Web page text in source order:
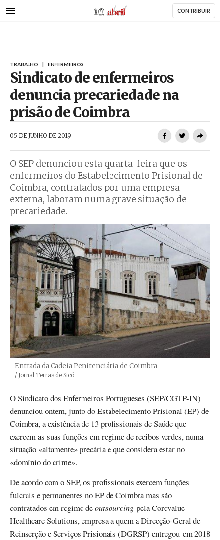
para
AbrilAbril CONTRIBUIR
TRABALHO ENFERMEIROS
Sindicato de enfermeiros
denuncia precariedade na
prisão de Coimbra
05 DE JUNHO DE 2019
O SEP denunciou esta quarta-feira que os
enfermeiros do Estabelecimento Prisional de
Coimbra, contratados por uma empresa
externa, laboram numa grave situação de
precariedade.
Entrada da Cadeia Penitenciária de Coimbra
Créditos
/ Jornal Terras de Sicó
O Sindicato dos Enfermeiros Portugueses (SEP/CGTP-IN)
denunciou ontem, junto do Estabelecimento Prisional (EP) de
Coimbra, a existência de 13 profissionais de Saúde que
exercem as suas funções em regime de recibos verdes, numa
situação «altamente» precária e que considera estar no
«domínio do crime».
De acordo com o SEP, os profissionais exercem funções
fulcrais e permanentes no EP de Coimbra mas são
contratados em regime deoutsourcing pela Corevalue
Healthcare Solutions, empresa a quem a Direcção-Geral de
Reinserção e Serviços Prisionais (DGRSP) entregou em 2018